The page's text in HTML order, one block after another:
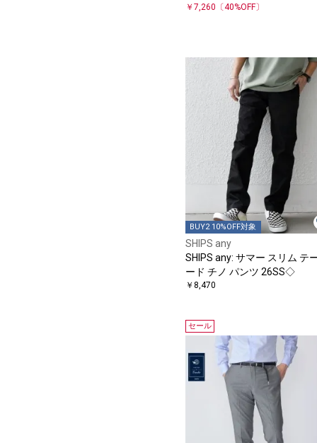
ンツ
￥7,260 〔40%OFF〕
BUY2 10%OFF対象
SHIPS any
SHIPS any: サマー スリム テ
ード チノ パンツ 26SS◇
￥8,470
セール